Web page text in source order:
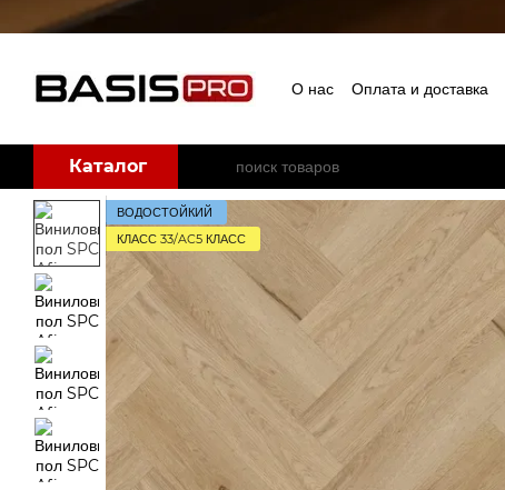
Перейти к основному контенту
О нас Оплата и доставка
Каталог
ВОДОСТОЙКИЙ
КЛАСС 33/AC5 КЛАСС